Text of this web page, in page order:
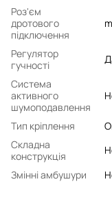
Роз'єм
дротового
підключення
Регулятор
гучності
Система
активного
шумоподавлення
Тип кріплення
Складна
конструкція
Змінні амбушури